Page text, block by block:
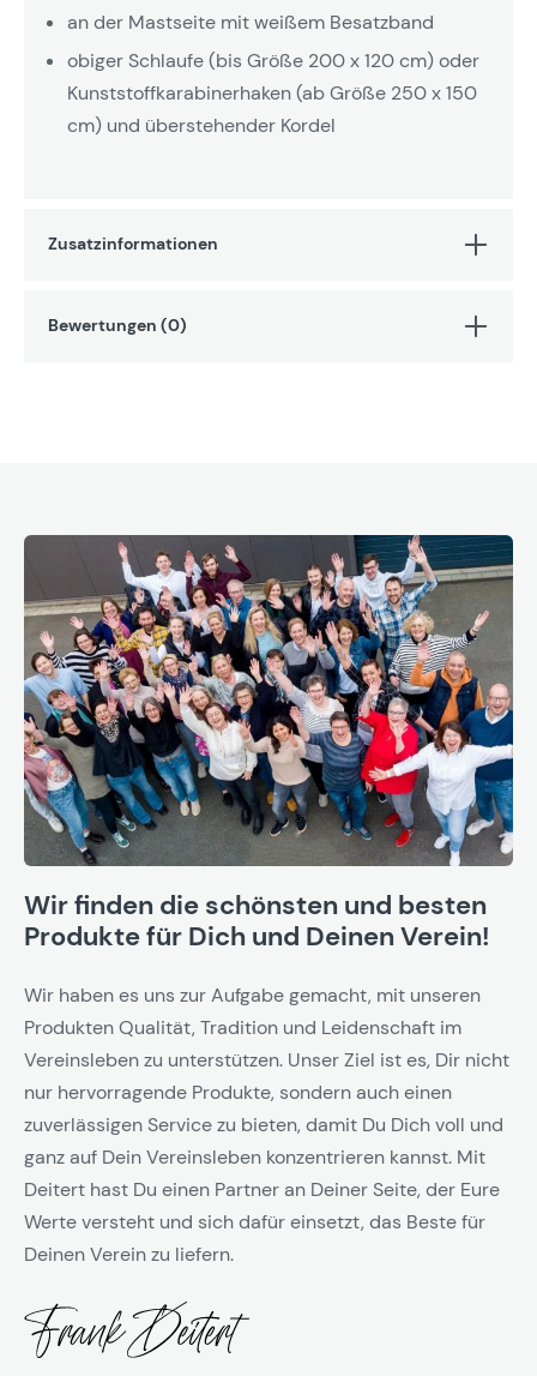
an der Mastseite mit weißem Besatzband
obiger Schlaufe (bis Größe 200 x 120 cm) oder
Kunststoffkarabinerhaken (ab Größe 250 x 150
cm) und überstehender Kordel
Zusatzinformationen
Bewertungen (0)
Wir finden die schönsten und besten
Produkte für Dich und Deinen Verein!
Wir haben es uns zur Aufgabe gemacht, mit unseren
Produkten Qualität, Tradition und Leidenschaft im
Vereinsleben zu unterstützen. Unser Ziel ist es, Dir nicht
nur hervorragende Produkte, sondern auch einen
zuverlässigen Service zu bieten, damit Du Dich voll und
ganz auf Dein Vereinsleben konzentrieren kannst. Mit
Deitert hast Du einen Partner an Deiner Seite, der Eure
Werte versteht und sich dafür einsetzt, das Beste für
Deinen Verein zu liefern.